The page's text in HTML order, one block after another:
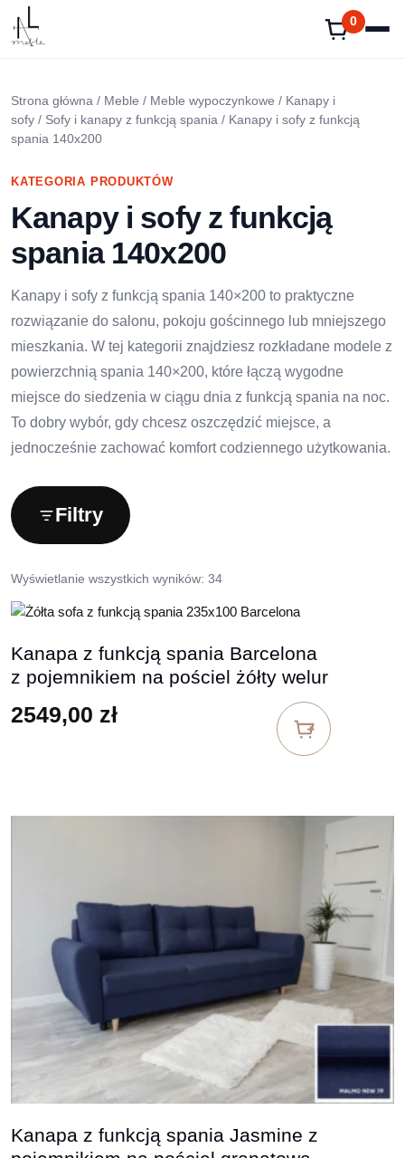
Przejdź
treści
0
Strona główna / Meble / Meble wypoczynkowe / Kanapy i
sofy / Sofy i kanapy z funkcją spania / Kanapy i sofy z funkcją
spania 140x200
KATEGORIA PRODUKTÓW
Kanapy i sofy z funkcją
spania 140x200
Kanapy i sofy z funkcją spania 140×200 to praktyczne
rozwiązanie do salonu, pokoju gościnnego lub mniejszego
mieszkania. W tej kategorii znajdziesz rozkładane modele z
powierzchnią spania 140×200, które łączą wygodne
miejsce do siedzenia w ciągu dnia z funkcją spania na noc.
To dobry wybór, gdy chcesz oszczędzić miejsce, a
jednocześnie zachować komfort codziennego użytkowania.
Filtry
Wyświetlanie wszystkich wyników: 34
Kanapa z funkcją spania Barcelona
z pojemnikiem na pościel żółty welur
2549,00 zł
Kanapa z funkcją spania Jasmine z